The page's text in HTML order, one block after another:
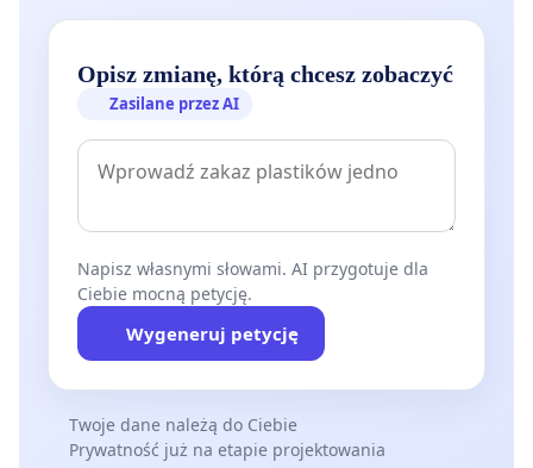
Opisz zmianę, którą chcesz zobaczyć
Zasilane przez AI
Napisz własnymi słowami. AI przygotuje dla
Ciebie mocną petycję.
Wygeneruj petycję
Twoje dane należą do Ciebie
Prywatność już na etapie projektowania